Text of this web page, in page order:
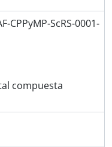
CPPyMP-ScRS-0001-
compuesta